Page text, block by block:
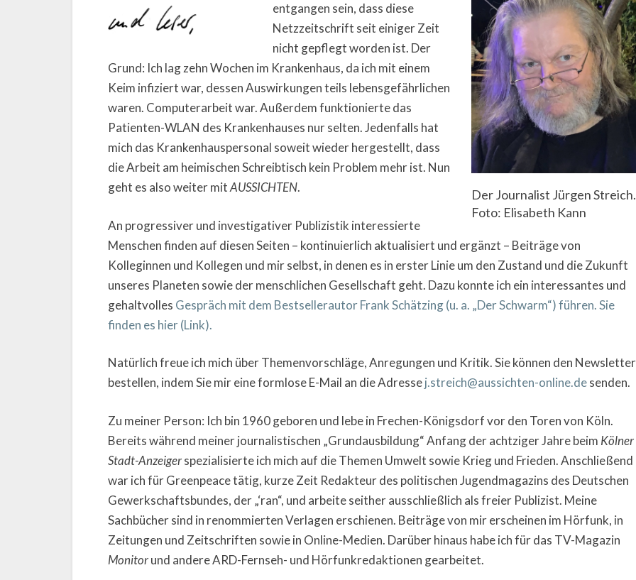
Der Journalist Jürgen Streich.
Foto: Elisabeth Kann
entgangen sein, dass diese
Netzzeitschrift seit einiger Zeit
nicht gepflegt worden ist. Der
Grund: Ich lag zehn Wochen im Krankenhaus, da ich mit einem
Keim infiziert war, dessen Auswirkungen teils lebensgefährlichen
waren. Computerarbeit war. Außerdem funktionierte das
Patienten-WLAN des Krankenhauses nur selten. Jedenfalls hat
mich das Krankenhauspersonal soweit wieder hergestellt, dass
die Arbeit am heimischen Schreibtisch kein Problem mehr ist. Nun
geht es also weiter mitAUSSICHTEN.
An progressiver und investigativer Publizistik interessierte
Menschen finden auf diesen Seiten – kontinuierlich aktualisiert und ergänzt – Beiträge von
Kolleginnen und Kollegen und mir selbst, in denen es in erster Linie um den Zustand und die Zukunft
unseres Planeten sowie der menschlichen Gesellschaft geht. Dazu konnte ich ein interessantes und
gehaltvolles Gespräch mit dem Bestsellerautor Frank Schätzing (u. a. „Der Schwarm“) führen. Sie
finden es hier (Link).
Natürlich freue ich mich über Themenvorschläge, Anregungen und Kritik. Sie können den Newsletter
bestellen, indem Sie mir eine formlose E-Mail an die Adressej.streich@aussichten-online.desenden.
Zu meiner Person: Ich bin 1960 geboren und lebe in Frechen-Königsdorf vor den Toren von Köln.
Bereits während meiner journalistischen „Grundausbildung“ Anfang der achtziger Jahre beim Kölner
Stadt-Anzeigerspezialisierte ich mich auf die Themen Umwelt sowie Krieg und Frieden. Anschließend
war ich für Greenpeace tätig, kurze Zeit Redakteur des politischen Jugendmagazins des Deutschen
Gewerkschaftsbundes, der „‘ran“, und arbeite seither ausschließlich als freier Publizist. Meine
Sachbücher sind in renommierten Verlagen erschienen. Beiträge von mir erscheinen im Hörfunk, in
Zeitungen und Zeitschriften sowie in Online-Medien. Darüber hinaus habe ich für das TV-Magazin
Monitorund andere ARD-Fernseh- und Hörfunkredaktionen gearbeitet.